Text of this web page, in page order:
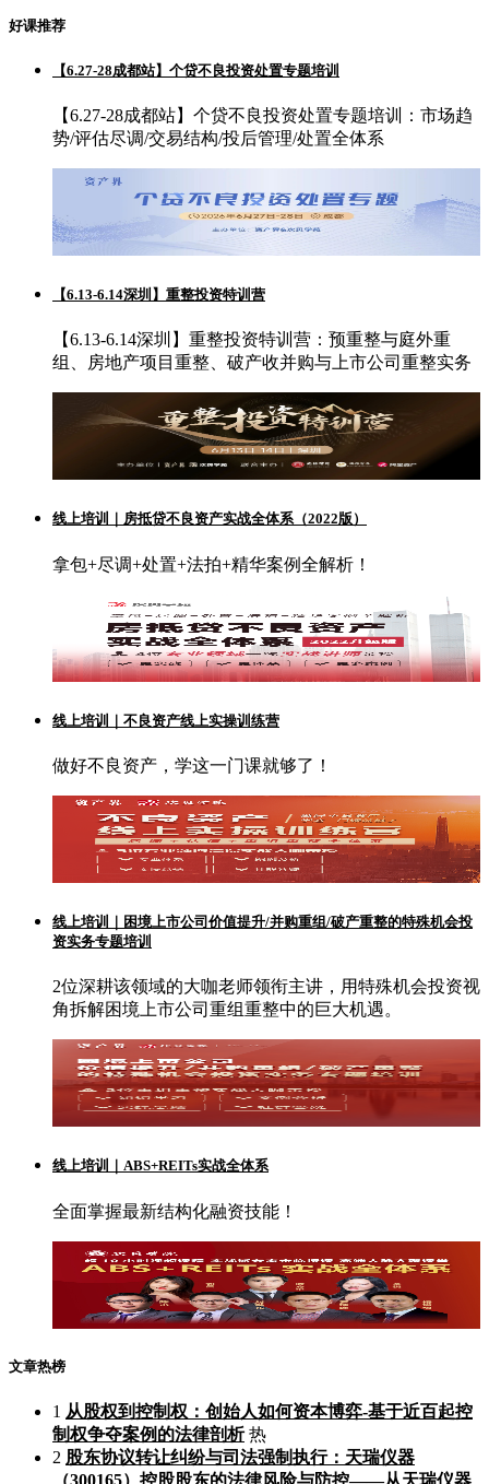
好课推荐
【6.27-28成都站】个贷不良投资处置专题培训
【6.27-28成都站】个贷不良投资处置专题培训：市场趋
势/评估尽调/交易结构/投后管理/处置全体系
【6.13-6.14深圳】重整投资特训营
【6.13-6.14深圳】重整投资特训营：预重整与庭外重
组、房地产项目重整、破产收并购与上市公司重整实务
线上培训｜房抵贷不良资产实战全体系（2022版）
拿包+尽调+处置+法拍+精华案例全解析！
线上培训｜不良资产线上实操训练营
做好不良资产，学这一门课就够了！
线上培训｜困境上市公司价值提升/并购重组/破产重整的特殊机会投
资实务专题培训
2位深耕该领域的大咖老师领衔主讲，用特殊机会投资视
角拆解困境上市公司重组重整中的巨大机遇。
线上培训｜ABS+REITs实战全体系
全面掌握最新结构化融资技能！
文章热榜
1 从股权到控制权：创始人如何资本博弈-基于近百起控
制权争夺案例的法律剖析 热
2 股东协议转让纠纷与司法强制执行：天瑞仪器
（300165）控股股东的法律风险与防控——从天瑞仪器